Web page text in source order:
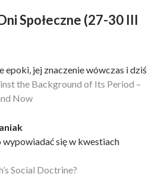
Społeczne (27-30 III
epoki, jej znaczenie wówczas i dziś
the Background of Its Period –
Now
wypowiadać się w kwestiach
Social Doctrine?